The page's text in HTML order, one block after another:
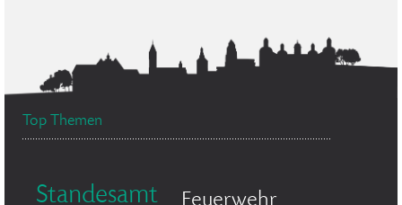
Top Themen
Standesamt